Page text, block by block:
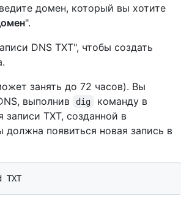
домен, который вы хотите
".
DNS TXT", чтобы создать
занять до 72 часов). Вы
выполнив
dig
команду в
записи TXT, созданной в
появиться новая запись в